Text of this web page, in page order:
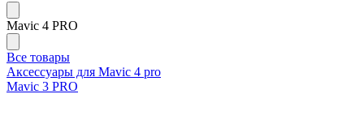
Mavic 4 PRO
Все товары
Аксессуары для Mavic 4 pro
Mavic 3 PRO